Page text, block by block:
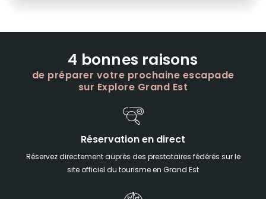
4 bonnes raisons
de préparer votre prochaine escapade
sur Explore Grand Est
Réservation en direct
Réservez directement auprès des prestataires fédérés sur le
site officiel du tourisme en Grand Est